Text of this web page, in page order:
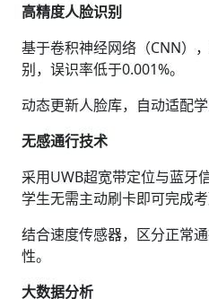
高精度人脸识别‌
基于卷积神经网络（CNN）
别，误识率低于0.001%。
动态更新人脸库，自动适配
无感通行技术‌
采用UWB超宽带定位与蓝牙
学生无需主动刷卡即可完成考
结合速度传感器，区分正常
性。
大数据分析‌